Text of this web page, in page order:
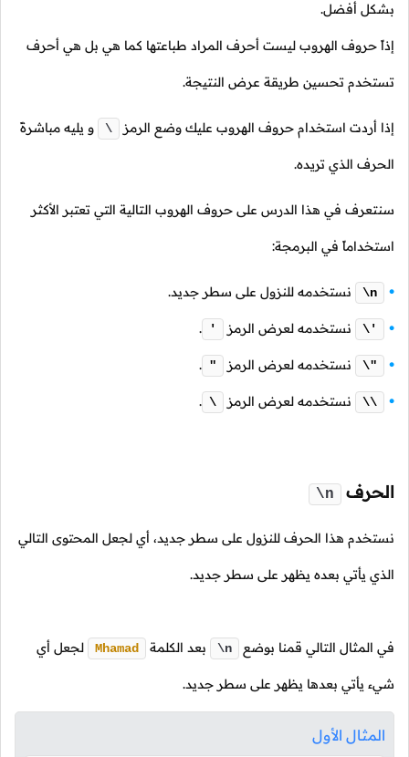
بشكل أفضل.
إذاً حروف الهروب ليست أحرف المراد طباعتها كما هي بل هي أحرف
تستخدم تحسين طريقة عرض النتيجة.
إذا أردت استخدام حروف الهروب عليك وضع الرمز \ و يليه مباشرةً
الحرف الذي تريده.
سنتعرف في هذا الدرس على حروف الهروب التالية التي تعتبر الأكثر
استخداماً في البرمجة:
\n نستخدمه للنزول على سطر جديد.
\' نستخدمه لعرض الرمز '
.
\" نستخدمه لعرض الرمز "
.
\\ نستخدمه لعرض الرمز \
.
الحرف \n
نستخدم هذا الحرف للنزول على سطر جديد، أي لجعل المحتوى التالي
الذي يأتي بعده يظهر على سطر جديد.
في المثال التالي قمنا بوضع \n بعد الكلمة Mhamad لجعل أي
شيء يأتي بعدها يظهر على سطر جديد.
المثال الأول